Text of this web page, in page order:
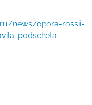
news/opora-rossii-
podscheta-